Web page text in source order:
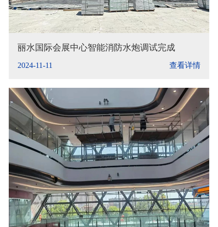
丽水国际会展中心智能消防水炮调试完成
2024-11-11 查看详情